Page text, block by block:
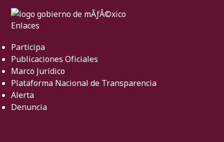
Enlaces
Participa
Publicaciones Oficiales
Marco Jurídico
Plataforma Nacional de Transparencia
Alerta
Denuncia